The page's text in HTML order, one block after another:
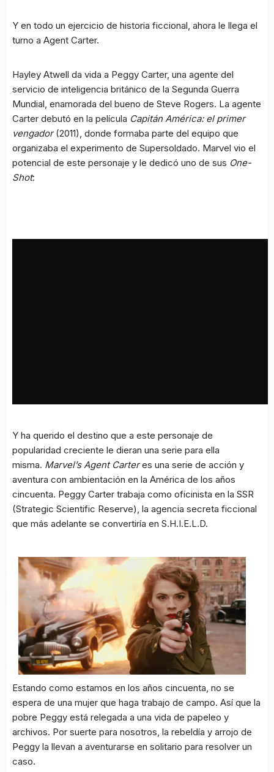
Y en todo un ejercicio de historia ficcional, ahora le llega el
turno a Agent Carter.
Hayley Atwell da vida a Peggy Carter, una agente del
servicio de inteligencia británico de la Segunda Guerra
Mundial, enamorada del bueno de Steve Rogers. La agente
Carter debutó en la película Capitán América: el primer
vengador(2011), donde formaba parte del equipo que
organizaba el experimento de Supersoldado. Marvel vio el
potencial de este personaje y le dedicó uno de sus One-
Shot:
Y ha querido el destino que a este personaje de
popularidad creciente le dieran una serie para ella
misma. Marvel’s Agent Carteres una serie de acción y
aventura con ambientación en la América de los años
cincuenta. Peggy Carter trabaja como oficinista en la SSR
(Strategic Scientific Reserve), la agencia secreta ficcional
que más adelante se convertiría en S.H.I.E.L.D.
Estando como estamos en los años cincuenta, no se
espera de una mujer que haga trabajo de campo. Así que la
pobre Peggy está relegada a una vida de papeleo y
archivos. Por suerte para nosotros, la rebeldía y arrojo de
Peggy la llevan a aventurarse en solitario para resolver un
caso.